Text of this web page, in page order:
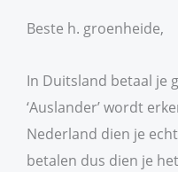
Beste h. groenheide,
In Duitsland betaal je
‘Auslander’ wordt
Nederland dien je
betalen dus dien je